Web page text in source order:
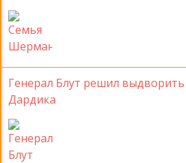
Генерал Блут решил
Дардика